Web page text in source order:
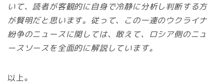
いて、読者が客観的に自身で冷静に分析し判断する方
が賢明だと思います。従って、この一連のウクライナ
紛争のニュースに関しては、敢えて、ロシア側のニュ
ースソースを全面的に解説しています。
以上。